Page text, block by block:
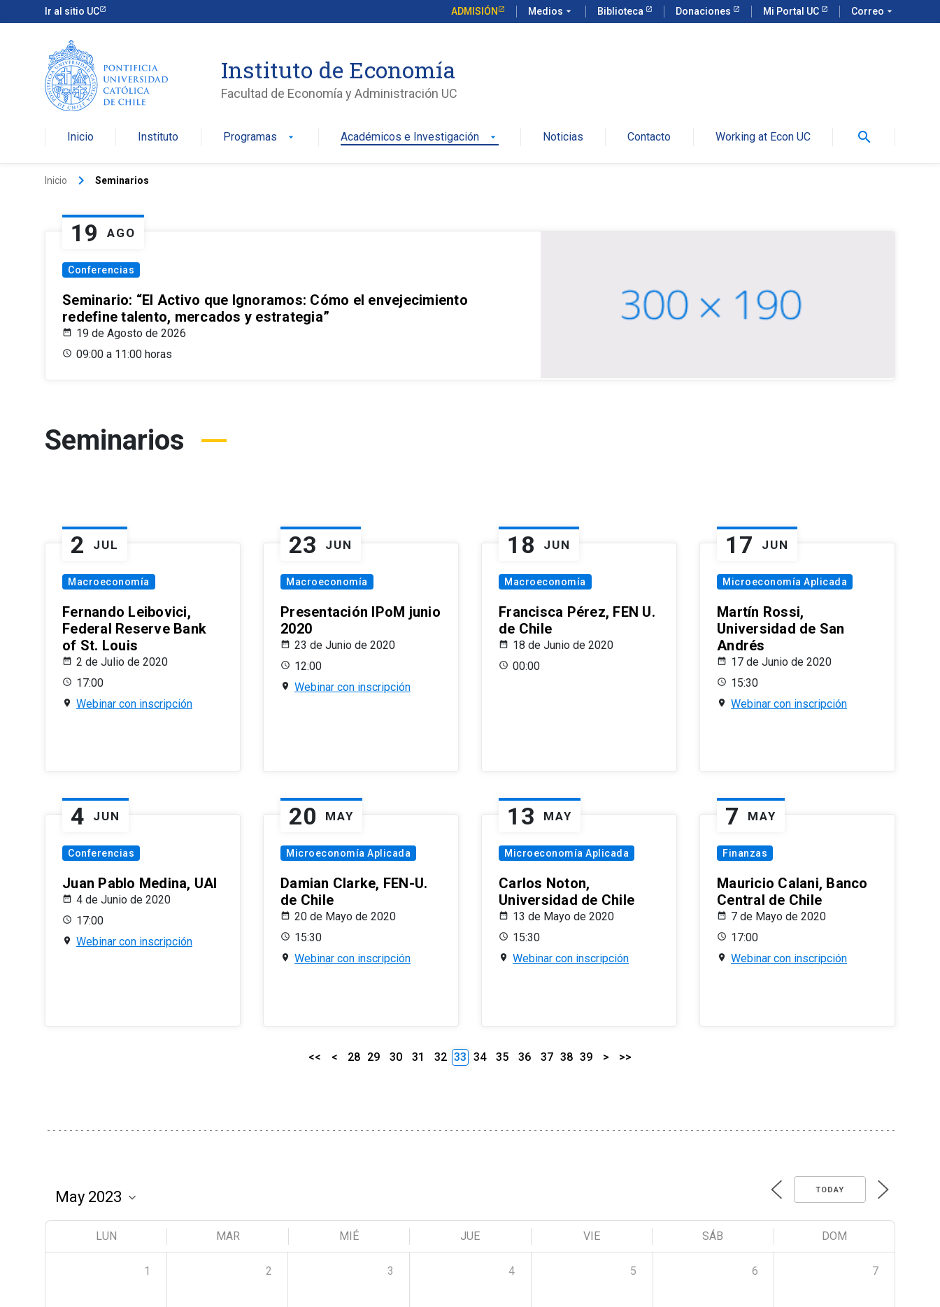
Ir al sitio UC ADMISIÓN Medios arrow_drop_down Biblioteca Donaciones Mi Portal UC Correo arrow_drop_down
Instituto de Economía
Facultad de Economía y Administración UC
Inicio Instituto Programas arrow_drop_down Académicos e Investigación arrow_drop_down Noticias Contacto Working at Econ UC search
Inicio keyboard_arrow_right Seminarios
19 AGO
Conferencias
Seminario: “El Activo que Ignoramos: Cómo el envejecimiento
redefine talento, mercados y estrategia”
19 de Agosto de 2026
09:00 a 11:00 horas
Seminarios
2 JUL
Macroeconomía
Fernando Leibovici,
Federal Reserve Bank
of St. Louis
2 de Julio de 2020
17:00
Webinar con inscripción
23 JUN
Macroeconomía
Presentación IPoM junio
2020
23 de Junio de 2020
12:00
Webinar con inscripción
18 JUN
Macroeconomía
Francisca Pérez, FEN U.
de Chile
18 de Junio de 2020
00:00
17 JUN
Microeconomía Aplicada
Martín Rossi,
Universidad de San
Andrés
17 de Junio de 2020
15:30
Webinar con inscripción
4 JUN
Conferencias
Juan Pablo Medina, UAI
4 de Junio de 2020
17:00
Webinar con inscripción
20 MAY
Microeconomía Aplicada
Damian Clarke, FEN-U.
de Chile
20 de Mayo de 2020
15:30
Webinar con inscripción
13 MAY
Microeconomía Aplicada
Carlos Noton,
Universidad de Chile
13 de Mayo de 2020
15:30
Webinar con inscripción
7 MAY
Finanzas
Mauricio Calani, Banco
Central de Chile
7 de Mayo de 2020
17:00
Webinar con inscripción
<< < 28 29 30 31 32 33 34 35 36 37 38 39 > >>
TODAY
LUN MAR MIÉ JUE VIE SÁB DOM
1 2 3 4 5 6 7